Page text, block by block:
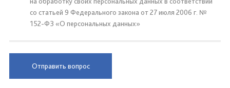
со статьей 9 Федерального закона от 27 июля 2006 г. №
152-ФЗ «О персональных данных»
Отправить вопрос